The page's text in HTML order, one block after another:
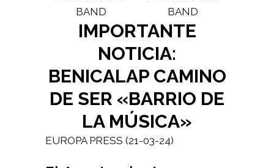
BAND
BAND
IMPORTANTE
NOTICIA:
BENICALAP CAMINO
DE SER «BARRIO DE
LA MÚSICA»
EUROPA PRESS (21-03-24)